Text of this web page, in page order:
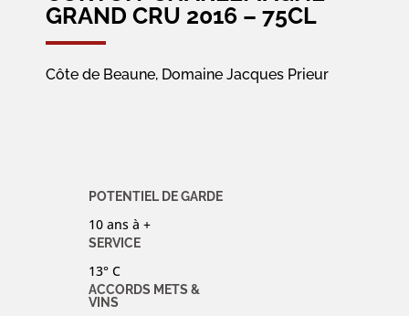
GRAND CRU 2016 – 75CL
Côte de Beaune, Domaine Jacques Prieur
POTENTIEL DE GARDE
10 ans à +
SERVICE
13° C
ACCORDS METS &
VINS